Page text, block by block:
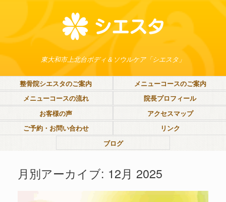
東大和市上北台ボディ＆ソウルケア「シエスタ」
整骨院シエスタのご案内
メニューコースのご案内
メニューコースの流れ
院長プロフィール
お客様の声
アクセスマップ
ご予約・お問い合わせ
リンク
ブログ
月別アーカイブ: 12月 2025